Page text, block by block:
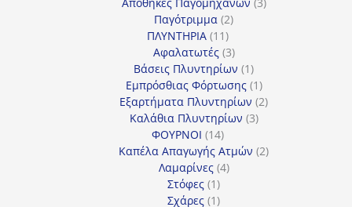
Αποθήκες Παγομηχανών 3
Παγότριμμα 22
ΠΛΥΝΤΗΡΙΑ 1111
προϊόντα
Αφαλατωτές 33
προϊόντα
Βάσεις Πλυντηρίων 11
προϊόν
Εμπρόσθιας Φόρτωσης 11
προϊόν
Εξαρτήματα Πλυντηρίων 22
Καλάθια Πλυντηρίων 33
ΦΟΥΡΝΟΙ 1414
προϊόντα
Καπέλα Απαγωγής Ατμών 22
Λαμαρίνες 44
Στόφες 11
προϊόν
Σχάρες 11